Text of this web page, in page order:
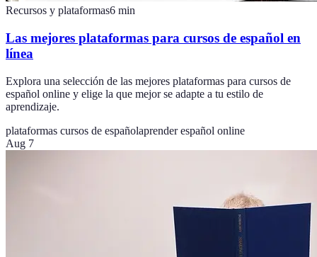
Recursos y plataformas6 min
Las mejores plataformas para cursos de español en
línea
Explora una selección de las mejores plataformas para cursos de
español online y elige la que mejor se adapte a tu estilo de
aprendizaje.
plataformas cursos de españolaprender español online
Aug 7